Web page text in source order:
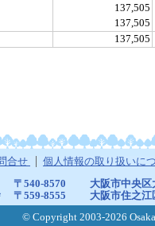
137,505
137,505
137,505
合せ 個人情報の取り扱いに
〒540-8570 大阪市中央区
〒559-8555 大阪市住之江
© Copyright 2003-2026